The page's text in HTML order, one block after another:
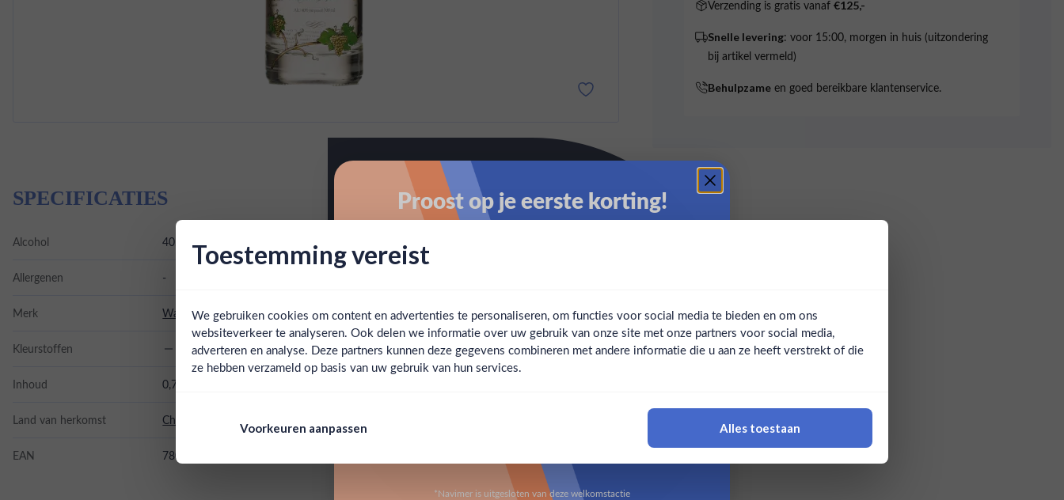
Ben jij 18 jaar of ouder?
Verzending is gratis vanaf€125,-
Snelle levering: voor 15:00, morgen in huis (uitzondering
bij artikel vermeld)
Behulpzame en goed bereikbare klantenservice.
SPECIFICATIES
Alcohol 40.00%
Allergenen -
Merk Waqar
Kleurstoffen
Inhoud 0,7L
Land van herkomst Chili
EAN 7804637930005
Toestemming vereist
We gebruiken cookies om content en advertenties te personaliseren, om functies voor social media te bieden en om ons
websiteverkeer te analyseren. Ook delen we informatie over uw gebruik van onze site met onze partners voor social media,
adverteren en analyse. Deze partners kunnen deze gegevens combineren met andere informatie die u aan ze heeft verstrekt of die
ze hebben verzameld op basis van uw gebruik van hun services.
Voorkeuren aanpassen Alles toestaan
Proost op je eerste korting!
Claim mijn korting
*Navimer is uitgesloten van deze welkomstactie